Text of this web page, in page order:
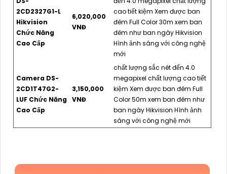
2CD2327G1-L
Hikvision
Chức Năng
Cao Cấp
6,020,000
VNĐ
cao tiết kiệm Xem được ban
đêm Full Color 30m xem ban
đêm như ban ngày Hikvision
Hình ảnh sáng với công nghệ
mới
Camera DS-
2CD1T47G2-
LUF Chức Năng
Cao Cấp
3,150,000
VNĐ
chất lượng sắc nét đến 4.0
megapixel chất lượng cao tiết
kiệm Xem được ban đêm Full
Color 50m xem ban đêm như
ban ngày Hikvision Hình ảnh
sáng với công nghệ mới